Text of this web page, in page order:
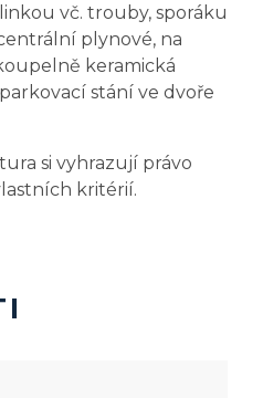
vč. trouby, sporáku
plynové, na
keramická
stání ve dvoře
si vyhrazují právo
kritérií.